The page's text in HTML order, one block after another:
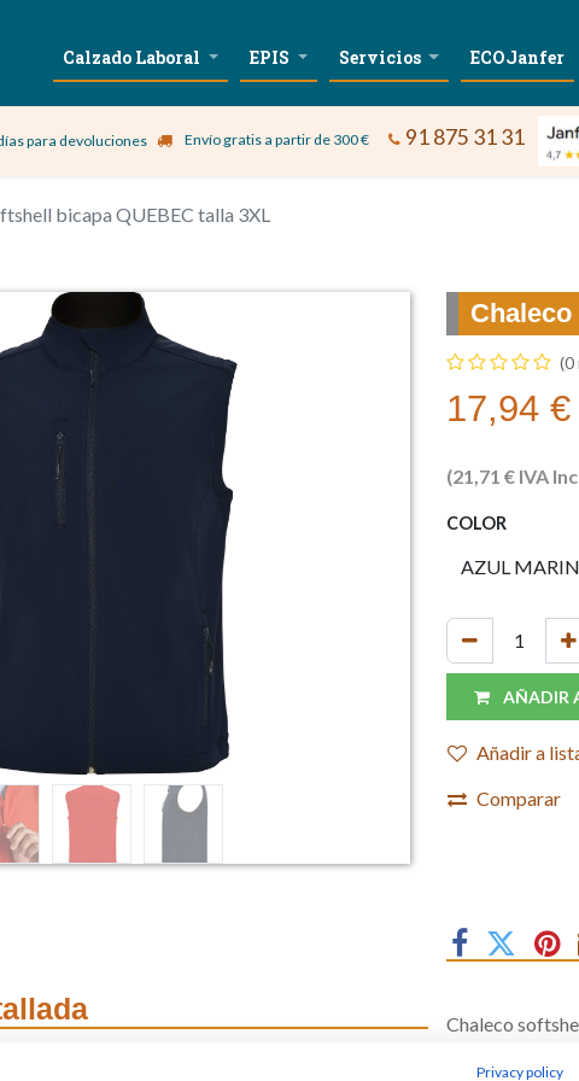
Calzado Laboral EPIS Servicios ECOJanfer
para devoluciones Envío gratis a partir de 300 € 91 875 31 31
bicapa QUEBEC talla 3XL
(0
17,94 €
(21,71 € IVA
COLOR
AÑADIR
Añadir a
Comparar
Chaleco
Privacy policy